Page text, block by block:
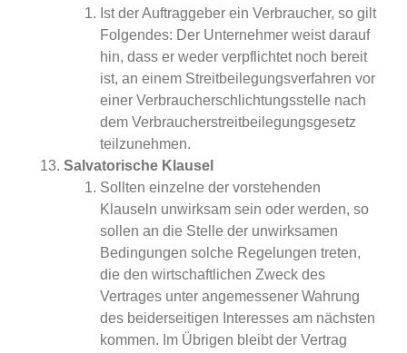
Ist der Auftraggeber ein Verbraucher, so gilt
Folgendes: Der Unternehmer weist darauf
hin, dass er weder verpflichtet noch bereit
ist, an einem Streitbeilegungsverfahren vor
einer Verbraucherschlichtungsstelle nach
dem Verbraucherstreitbeilegungsgesetz
teilzunehmen.
Salvatorische Klausel
Sollten einzelne der vorstehenden
Klauseln unwirksam sein oder werden, so
sollen an die Stelle der unwirksamen
Bedingungen solche Regelungen treten,
die den wirtschaftlichen Zweck des
Vertrages unter angemessener Wahrung
des beiderseitigen Interesses am nächsten
kommen. Im Übrigen bleibt der Vertrag